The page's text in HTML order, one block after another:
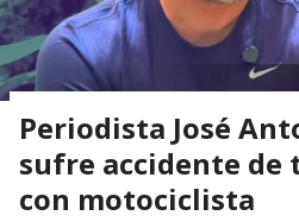
Periodista José
sufre accidente de
con motociclista